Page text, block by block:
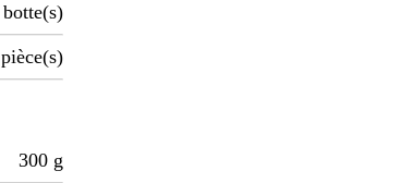
botte(s)
pièce(s)
300 g